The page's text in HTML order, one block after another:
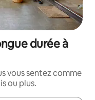
durée à
vous sentez comme
ou plus.